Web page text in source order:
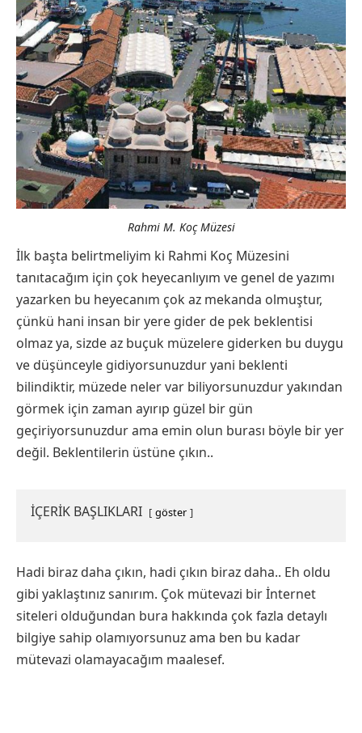
Rahmi M. Koç Müzesi
İlk başta belirtmeliyim ki Rahmi Koç Müzesini
tanıtacağım için çok heyecanlıyım ve genel de yazımı
yazarken bu heyecanım çok az mekanda olmuştur,
çünkü hani insan bir yere gider de pek beklentisi
olmaz ya, sizde az buçuk müzelere giderken bu duygu
ve düşünceyle gidiyorsunuzdur yani beklenti
bilindiktir, müzede neler var biliyorsunuzdur yakından
görmek için zaman ayırıp güzel bir gün
geçiriyorsunuzdur ama emin olun burası böyle bir yer
değil. Beklentilerin üstüne çıkın..
İÇERİK BAŞLIKLARI göster
Hadi biraz daha çıkın, hadi çıkın biraz daha.. Eh oldu
gibi yaklaştınız sanırım. Çok mütevazi bir İnternet
siteleri olduğundan bura hakkında çok fazla detaylı
bilgiye sahip olamıyorsunuz ama ben bu kadar
mütevazi olamayacağım maalesef.